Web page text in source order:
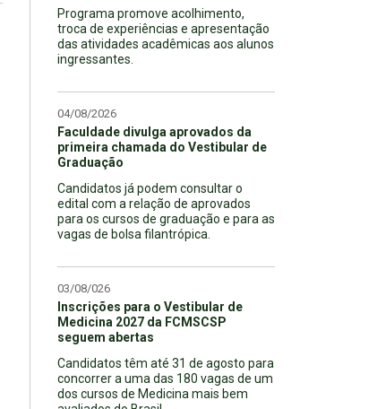
Programa promove acolhimento,
troca de experiências e apresentação
das atividades acadêmicas aos alunos
ingressantes.
04/08/2026
Faculdade divulga aprovados da
primeira chamada do Vestibular de
Graduação
Candidatos já podem consultar o
edital com a relação de aprovados
para os cursos de graduação e para as
vagas de bolsa filantrópica.
03/08/026
Inscrições para o Vestibular de
Medicina 2027 da FCMSCSP
seguem abertas
Candidatos têm até 31 de agosto para
concorrer a uma das 180 vagas de um
dos cursos de Medicina mais bem